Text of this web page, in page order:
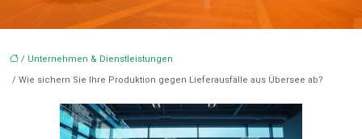
/ Unternehmen & Dienstleistungen
/ Wie sichern Sie Ihre Produktion gegen Lieferausfälle aus Übersee ab?